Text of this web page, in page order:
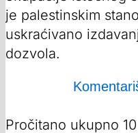
je palestinskim
uskraćivano
dozvola.
Pročitano ukupno